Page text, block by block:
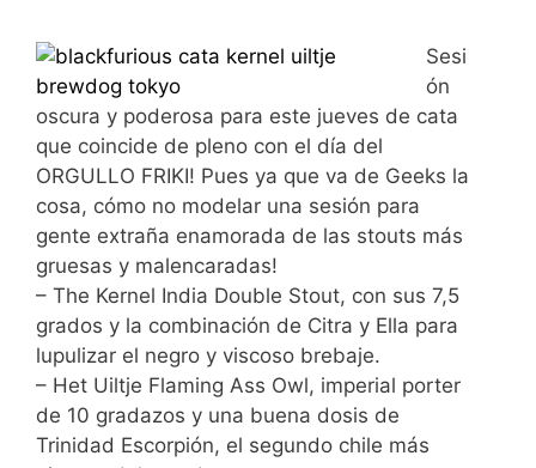
Sesi
ón
oscura y poderosa para este jueves de cata
que coincide de pleno con el día del
ORGULLO FRIKI! Pues ya que va de Geeks la
cosa, cómo no modelar una sesión para
gente extraña enamorada de las stouts más
gruesas y malencaradas!
– The Kernel India Double Stout, con sus 7,5
grados y la combinación de Citra y Ella para
lupulizar el negro y viscoso brebaje.
– Het Uiltje Flaming Ass Owl, imperial porter
de 10 gradazos y una buena dosis de
Trinidad Escorpión, el segundo chile más